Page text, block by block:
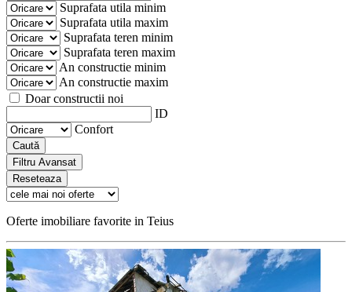
Suprafata utila minim
Suprafata utila maxim
Suprafata teren minim
Suprafata teren maxim
An constructie minim
An constructie maxim
Doar constructii noi
ID
Confort
Caută
Filtru Avansat
Reseteaza
Oferte imobiliare favorite in Teius